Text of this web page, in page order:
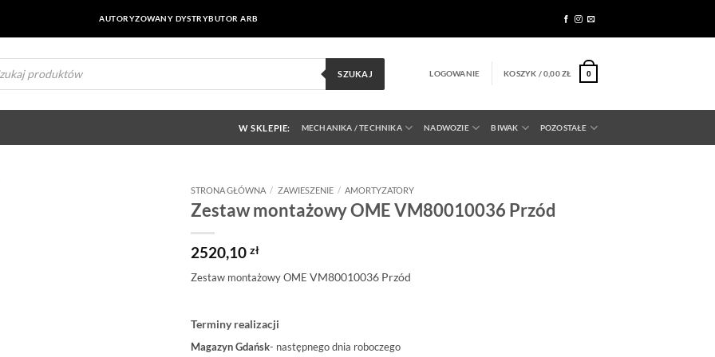
AUTORYZOWANY DYSTRYBUTOR ARB
SZUKAJ LOGOWANIE KOSZYK /0,00ZŁ 0
W SKLEPIE: MECHANIKA / TECHNIKA NADWOZIE BIWAK POZOSTAŁE
STRONA GŁÓWNA / ZAWIESZENIE / AMORTYZATORY
Zestaw montażowy OME VM80010036 Przód
2520,10 zł
Zestaw montażowy OME VM80010036 Przód
Terminy realizacji
Magazyn Gdańsk- następnego dnia roboczego